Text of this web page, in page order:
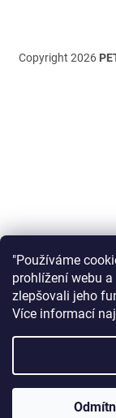
"Používáme
prohlížení webu
zlepšovali jeho
Více informací
DOVOLENÁ 1.8. -
čerpáme
Copyright 2026